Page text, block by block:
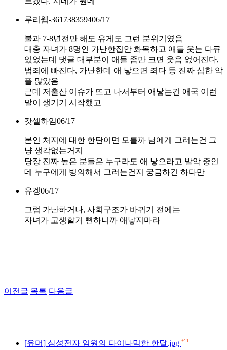
루리웹-361738359406/17
불과 7-8년전만 해도 유게도 그런 분위기였음
대충 자녀가 8명인 가난한집안 화목하고 애들 웃는 다큐
있었는데 댓글 대부분이 애들 좀만 크면 웃음 없어진다,
범죄에 빠진다, 가난한데 애 낳으면 죄다 등 진짜 심한 악
플 많았음
근데 저출산 이슈가 뜨고 나서부터 애낳는건 애국 이런
말이 생기기 시작했고
캇셀하임06/17
본인 처지에 대한 한탄이면 모를까 남에게 그러는건 그
냥 생각없는거지
당장 진짜 높은 분들은 누구라도 애 낳으라고 발악 중인
데 누구에게 빙의해서 그러는건지 궁금하긴 하다만
유겡06/17
그럼 가난하거나, 사회구조가 바뀌기 전에는
자녀가 고생할거 뻔하니까 애낳지마라
이전글 목록 다음글
[유머] 삼성전자 임원의 다이나믹한 한달.jpg +11